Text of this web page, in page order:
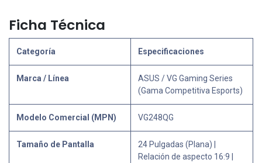
Ficha Técnica
Categoría Especificaciones
Marca / Línea
ASUS / VG Gaming Series
(Gama Competitiva Esports)
Modelo Comercial (MPN) VG248QG
Tamaño de Pantalla
24 Pulgadas (Plana) |
Relación de aspecto 16:9 |